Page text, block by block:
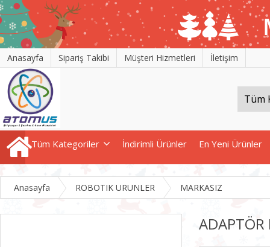
Anasayfa Sipariş Takibi Müşteri Hizmetleri İletişim
Tüm Kategoriler İndirimli Ürünler En Yeni Ürünler
Anasayfa ROBOTIK URUNLER MARKASIZ
ADAPTÖR